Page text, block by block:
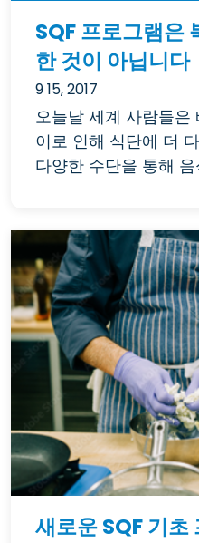
SQF 프로그램은
한 것이 아닙니다
9 15, 2017
오늘날 세계 사람들은
이로 인해 식단에 더
다양한 수단을 통해
새로운 SQF 기초